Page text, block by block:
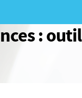
: outil